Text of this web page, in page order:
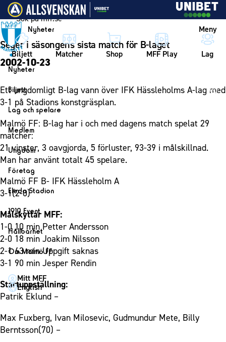
Vidare till innehållet
Nyheter Meny
Biljett Matcher Shop MFF Play Lag
Nyheter
Nyheter
Kalender
Biljett
Biljett
Årskort herr
Årskort dam
Mitt MFF
Biljetter till bortamatcher
Biljettvillkor
Lag och spelare
Lag
Herrlaget
Spelare
Ledarstab
Damlaget
Spelare
Ledarstab
Medlem
Medlemskap i Malmö FF
Årsmöte 2026
Ungdom
MFF Ungdom
Sommarfotboll
Skånecupen
Fotbollsskolan
Fotbollsnätverket
P19
F19
P17
F17
Malmö Trophy
Företag
Bli företagspartner
Klubbstolar
Partner dam
Eleda Stadion
Eleda Stadion
Erics Bar & Restaurang
Matchdag på Eleda Stadion
MFF-museet & rundvandringar
1910 Event
1910 Event
Fest & Event
Konferens
Möte
Mässa
Julshow
Hållbarhet
Hållbarhet
Himmelsblå framtid – en match för miljön
MFF i samhället
Laget för alla
Nattfotboll
Himmelsblå Tillsammans
Om Malmö FF
Om Malmö FF
Kontakt
Press och media
Historik – herrlaget
Historik – damlaget
Mitt MFF
English
Seger i säsongens sista match för B-laget
2002-10-23
Ett ungdomligt B-lag vann över IFK Hässleholms A-lag med
3-1 på Stadions konstgräsplan.
Malmö FF: B-lag har i och med dagens match spelat 29
matcher:
21 vinster, 3 oavgjorda, 5 förluster, 93-39 i målskillnad.
Man har använt totalt 45 spelare.
Malmö FF B- IFK Hässleholm A
3-1(2-0)
Målskyttar MFF:
1-0 10 min Petter Andersson
2-0 18 min Joakim Nilsson
2-1 63 min Uppgift saknas
3-1 90 min Jesper Rendin
Startuppställning:
Patrik Eklund –
Max Fuxberg, Ivan Milosevic, Gudmundur Mete, Billy
Berntsson(70) –